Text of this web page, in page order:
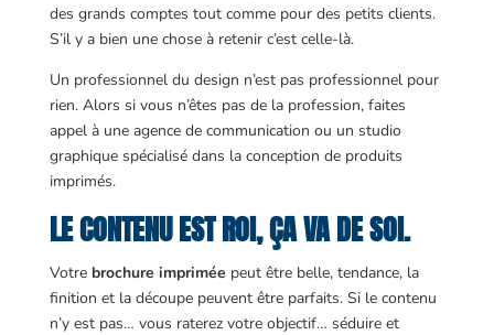
des grands comptes tout comme pour des petits clients.
S’il y a bien une chose à retenir c’est celle-là.
Un professionnel du design n’est pas professionnel pour
rien. Alors si vous n’êtes pas de la profession, faites
appel à une agence de communication ou un studio
graphique spécialisé dans la conception de produits
imprimés.
LE CONTENU EST ROI, ÇA VA DE SOI.
Votre brochure imprimée peut être belle, tendance, la
finition et la découpe peuvent être parfaits. Si le contenu
n’y est pas… vous raterez votre objectif… séduire et